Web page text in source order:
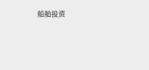
船舶投资